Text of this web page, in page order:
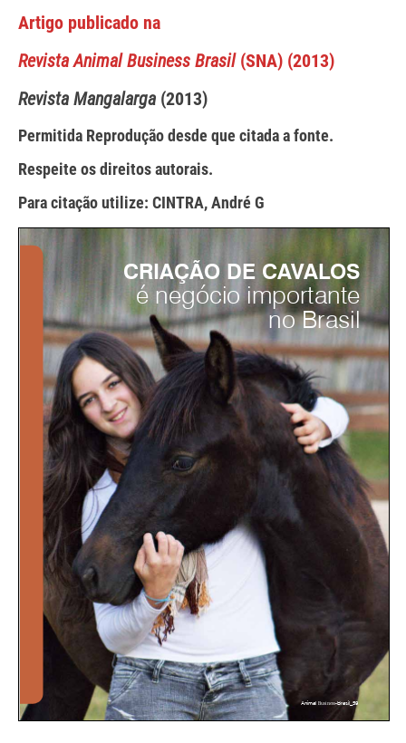
Artigo publicado na
Revista Animal Business Brasil (SNA) (2013)
Revista Mangalarga (2013)
Permitida Reprodução desde que citada a fonte.
Respeite os direitos autorais.
Para citação utilize: CINTRA, André G